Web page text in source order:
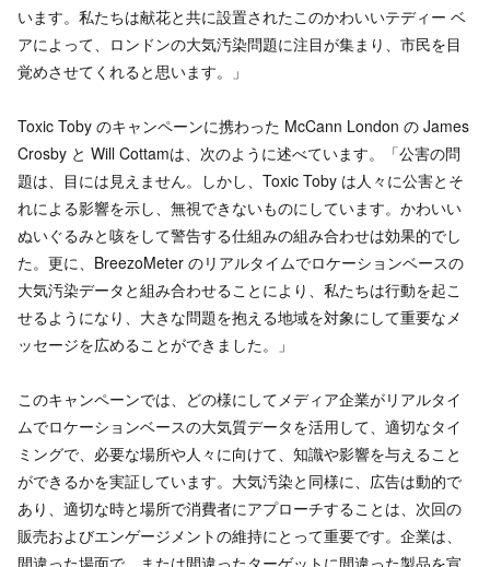
います。私たちは献花と共に設置されたこのかわいいテディー ベ
アによって、ロンドンの大気汚染問題に注目が集まり、市民を目
覚めさせてくれると思います。」
Toxic Toby のキャンペーンに携わった McCann London の James
Crosby と Will Cottamは、次のように述べています。「公害の問
題は、目には見えません。しかし、Toxic Toby は人々に公害とそ
れによる影響を示し、無視できないものにしています。かわいい
ぬいぐるみと咳をして警告する仕組みの組み合わせは効果的でし
た。更に、BreezoMeter のリアルタイムでロケーションベースの
大気汚染データと組み合わせることにより、私たちは行動を起こ
せるようになり、大きな問題を抱える地域を対象にして重要なメ
ッセージを広めることができました。」
このキャンペーンでは、どの様にしてメディア企業がリアルタイ
ムでロケーションベースの大気質データを活用して、適切なタイ
ミングで、必要な場所や人々に向けて、知識や影響を与えること
ができるかを実証しています。大気汚染と同様に、広告は動的で
あり、適切な時と場所で消費者にアプローチすることは、次回の
販売およびエンゲージメントの維持にとって重要です。企業は、